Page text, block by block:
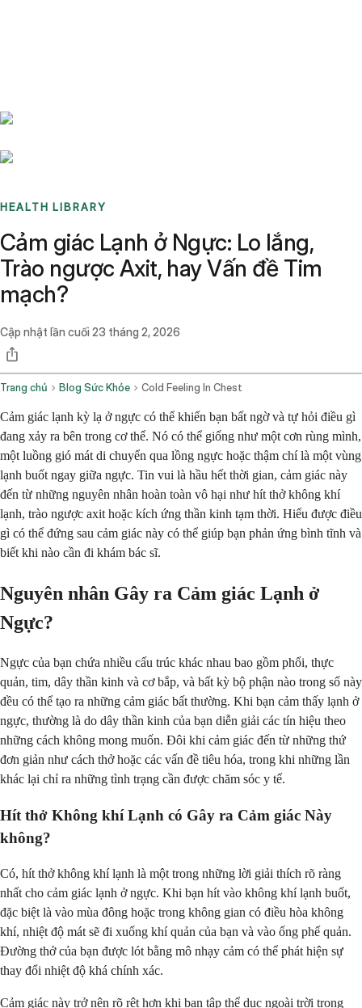
HEALTH LIBRARY
Cảm giác Lạnh ở Ngực: Lo lắng,
Trào ngược Axit, hay Vấn đề Tim
mạch?
Cập nhật lần cuối 23 tháng 2, 2026
Trang chủ Blog Sức Khỏe Cold Feeling In Chest
Cảm giác lạnh kỳ lạ ở ngực có thể khiến bạn bất ngờ và tự hỏi điều gì
đang xảy ra bên trong cơ thể. Nó có thể giống như một cơn rùng mình,
một luồng gió mát di chuyển qua lồng ngực hoặc thậm chí là một vùng
lạnh buốt ngay giữa ngực. Tin vui là hầu hết thời gian, cảm giác này
đến từ những nguyên nhân hoàn toàn vô hại như hít thở không khí
lạnh, trào ngược axit hoặc kích ứng thần kinh tạm thời. Hiểu được điều
gì có thể đứng sau cảm giác này có thể giúp bạn phản ứng bình tĩnh và
biết khi nào cần đi khám bác sĩ.
Nguyên nhân Gây ra Cảm giác Lạnh ở
Ngực?
Ngực của bạn chứa nhiều cấu trúc khác nhau bao gồm phổi, thực
quản, tim, dây thần kinh và cơ bắp, và bất kỳ bộ phận nào trong số này
đều có thể tạo ra những cảm giác bất thường. Khi bạn cảm thấy lạnh ở
ngực, thường là do dây thần kinh của bạn diễn giải các tín hiệu theo
những cách không mong muốn. Đôi khi cảm giác đến từ những thứ
đơn giản như cách thở hoặc các vấn đề tiêu hóa, trong khi những lần
khác lại chỉ ra những tình trạng cần được chăm sóc y tế.
Hít thở Không khí Lạnh có Gây ra Cảm giác Này
không?
Có, hít thở không khí lạnh là một trong những lời giải thích rõ ràng
nhất cho cảm giác lạnh ở ngực. Khi bạn hít vào không khí lạnh buốt,
đặc biệt là vào mùa đông hoặc trong không gian có điều hòa không
khí, nhiệt độ mát sẽ đi xuống khí quản của bạn và vào ống phế quản.
Đường thở của bạn được lót bằng mô nhạy cảm có thể phát hiện sự
thay đổi nhiệt độ khá chính xác.
Cảm giác này trở nên rõ rệt hơn khi bạn tập thể dục ngoài trời trong